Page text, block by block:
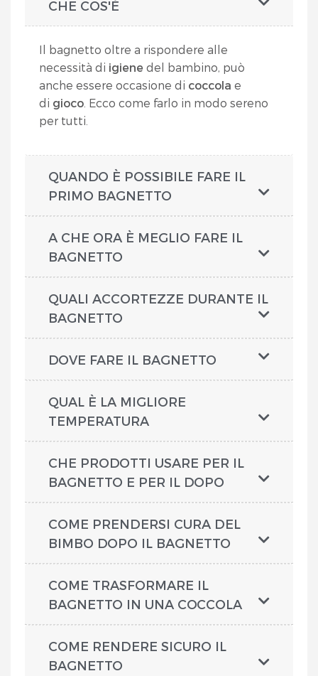
CHE COS'È
Il bagnetto oltre a rispondere alle
necessità di igiene del bambino, può
anche essere occasione di coccola e
di gioco . Ecco come farlo in modo sereno
per tutti.
QUANDO È POSSIBILE FARE IL
PRIMO BAGNETTO
A CHE ORA È MEGLIO FARE IL
BAGNETTO
QUALI ACCORTEZZE DURANTE IL
BAGNETTO
DOVE FARE IL BAGNETTO
QUAL È LA MIGLIORE
TEMPERATURA
CHE PRODOTTI USARE PER IL
BAGNETTO E PER IL DOPO
COME PRENDERSI CURA DEL
BIMBO DOPO IL BAGNETTO
COME TRASFORMARE IL
BAGNETTO IN UNA COCCOLA
COME RENDERE SICURO IL
BAGNETTO